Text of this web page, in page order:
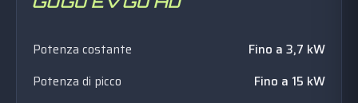
Potenza costante
Fino a 3,7 kW
Potenza di picco
Fino a 15 kW